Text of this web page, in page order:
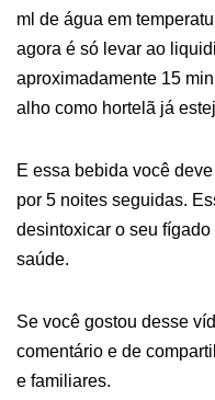
ml de água em
agora é só levar ao
aproximadamente 15
alho como hortelã já
E essa bebida você
por 5 noites seguidas.
desintoxicar o seu
saúde.
Se você gostou desse
comentário e de
e familiares.